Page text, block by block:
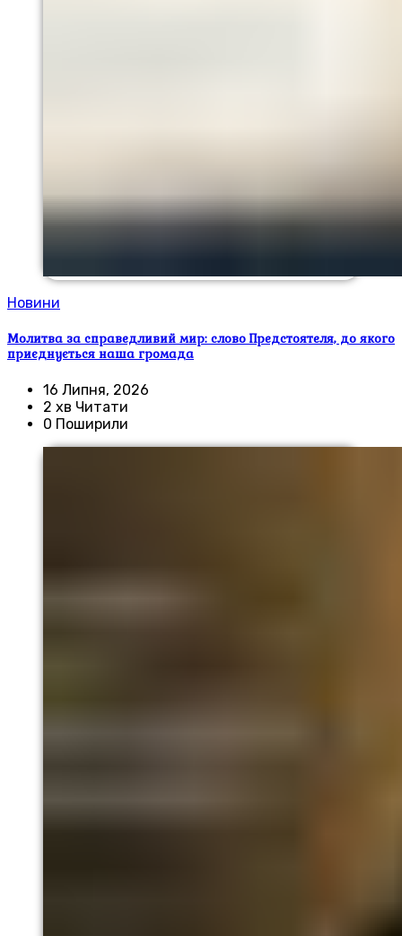
Новини
Молитва за справедливий мир: слово Предстоятеля, до якого
приєднується наша громада
16 Липня, 2026
2 хв Читати
0 Поширили